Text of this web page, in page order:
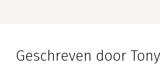
Geschreven door